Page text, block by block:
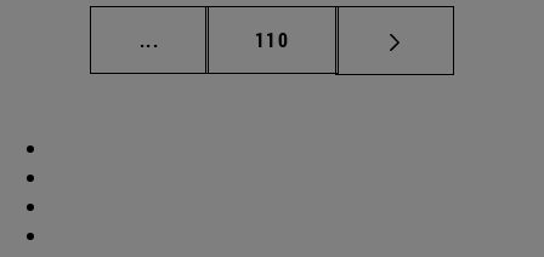
... Páginas intermedias Use TAB para
Página
110